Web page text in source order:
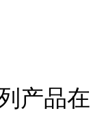
产品在